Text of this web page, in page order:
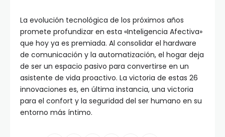
La evolución tecnológica de los próximos años
promete profundizar en esta «Inteligencia Afectiva»
que hoy ya es premiada. Al consolidar el hardware
de comunicación y la automatización, el hogar deja
de ser un espacio pasivo para convertirse en un
asistente de vida proactivo. La victoria de estas 26
innovaciones es, en última instancia, una victoria
para el confort y la seguridad del ser humano en su
entorno más íntimo.